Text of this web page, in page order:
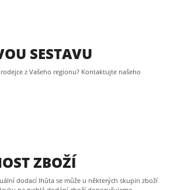
SESTAVU
z Vašeho regionu? Kontaktujte našeho
ZBOŽÍ
dodací lhůta se může u některých skupin zboží